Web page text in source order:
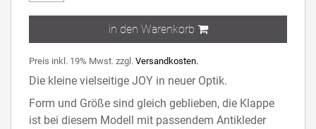
in den Warenkorb
Preis inkl. 19% Mwst. zzgl. Versandkosten.
Die kleine vielseitige JOY in neuer Optik.
Form und Größe sind gleich geblieben, die Klappe
ist bei diesem Modell mit passendem Antikleder